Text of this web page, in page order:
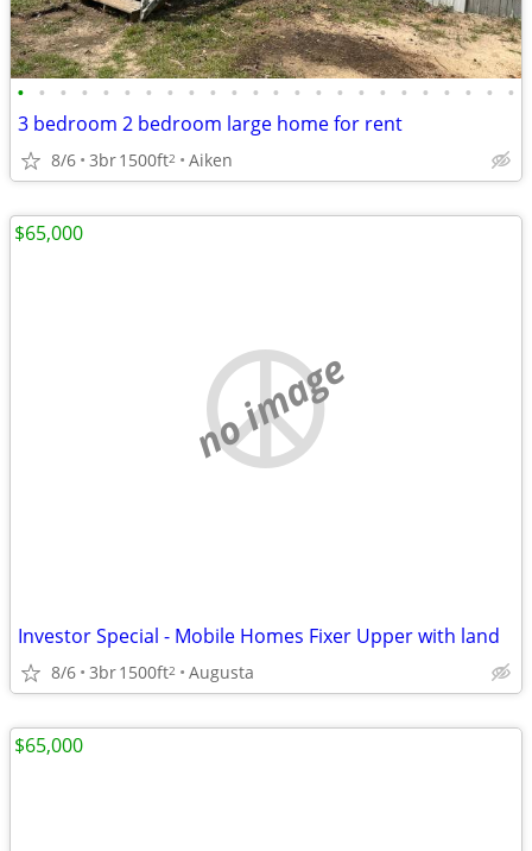
• • • • • • • • • • • • • • • • • • • • • • • •
3 bedroom 2 bedroom large home for rent
8/6 3br1500ft2 Aiken
no image
Investor Special - Mobile Homes Fixer Upper with land
8/6 3br1500ft2 Augusta
$65,000
$65,000